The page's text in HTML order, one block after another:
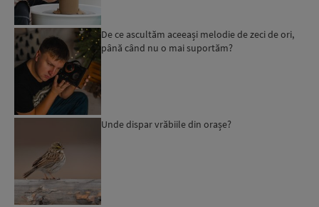
De ce ascultăm aceeași melodie de zeci de ori,
până când nu o mai suportăm?
Unde dispar vrăbiile din orașe?